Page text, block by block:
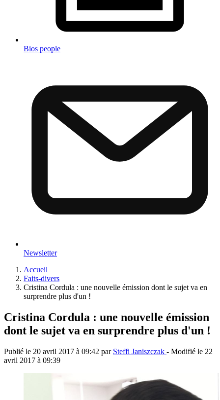
Bios people
Newsletter
Accueil
Faits-divers
Cristina Cordula : une nouvelle émission dont le sujet va en
surprendre plus d'un !
Cristina Cordula : une nouvelle émission
dont le sujet va en surprendre plus d'un !
Publié le 20 avril 2017 à 09:42 par Steffi Janiszczak - Modifié le 22
avril 2017 à 09:39